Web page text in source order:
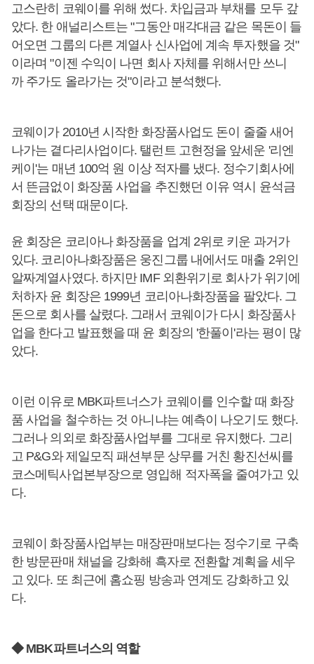
고스란히 코웨이를 위해 썼다. 차입금과 부채를 모두 갚
았다. 한 애널리스트는 "그동안 매각대금 같은 목돈이 들
어오면 그룹의 다른 계열사 신사업에 계속 투자했을 것"
이라며 "이젠 수익이 나면 회사 자체를 위해서만 쓰니
까 주가도 올라가는 것"이라고 분석했다.
코웨이가 2010년 시작한 화장품사업도 돈이 줄줄 새어
나가는 곁다리사업이다. 탤런트 고현정을 앞세운 '리엔
케이'는 매년 100억 원 이상 적자를 냈다. 정수기회사에
서 뜬금없이 화장품 사업을 추진했던 이유 역시 윤석금
회장의 선택 때문이다.
윤 회장은 코리아나 화장품을 업계 2위로 키운 과거가
있다. 코리아나화장품은 웅진그룹 내에서도 매출 2위인
알짜계열사였다. 하지만 IMF 외환위기로 회사가 위기에
처하자 윤 회장은 1999년 코리아나화장품을 팔았다. 그
돈으로 회사를 살렸다. 그래서 코웨이가 다시 화장품사
업을 한다고 발표했을 때 윤 회장의 '한풀이'라는 평이 많
았다.
이런 이유로 MBK파트너스가 코웨이를 인수할 때 화장
품 사업을 철수하는 것 아니냐는 예측이 나오기도 했다.
그러나 의외로 화장품사업부를 그대로 유지했다. 그리
고 P&G와 제일모직 패션부문 상무를 거친 황진선씨를
코스메틱사업본부장으로 영입해 적자폭을 줄여가고 있
다.
코웨이 화장품사업부는 매장판매보다는 정수기로 구축
한 방문판매 채널을 강화해 흑자로 전환할 계획을 세우
고 있다. 또 최근에 홈쇼핑 방송과 연계도 강화하고 있
다.
◆ MBK파트너스의 역할